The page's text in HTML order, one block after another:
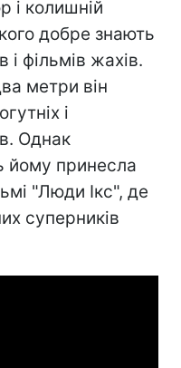
і колишній
добре знають
фільмів жахів.
метри він
і
Однак
йому принесла
"Люди Ікс", де
суперників